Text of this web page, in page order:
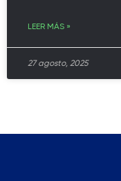
LEER MÁS »
27 agosto, 2025